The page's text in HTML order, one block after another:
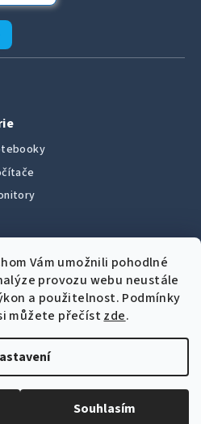
Vám umožnili pohodlné
provozu webu neustále
a použitelnost. Podmínky
můžete přečíst zde.
Souhlasím
Upravit nastavení cookies